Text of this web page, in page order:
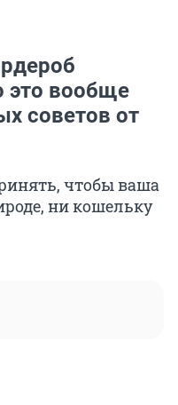
это вообще
советов от
чтобы ваша
ни кошельку